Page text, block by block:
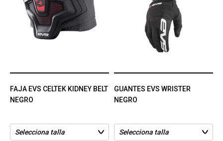
FAJA EVS CELTEK KIDNEY BELT
NEGRO
GUANTES EVS WRISTER
NEGRO